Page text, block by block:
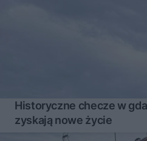
Historyczne checze w
zyskają nowe życie